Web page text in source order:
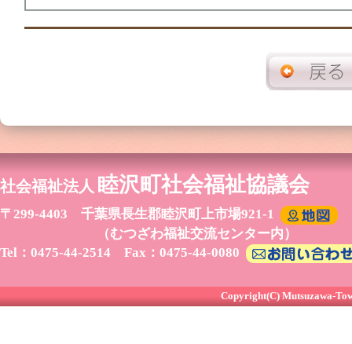
社会福祉法人 睦沢町社会福祉協議会
〒299-4403 千葉県長生郡睦沢町上市場921-1
（むつざわ福祉交流センター内）
Tel：0475-44-2514 Fax：0475-44-0080
Copyright(C) Mutsuzawa-